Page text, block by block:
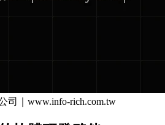
司｜www.info-rich.com.tw